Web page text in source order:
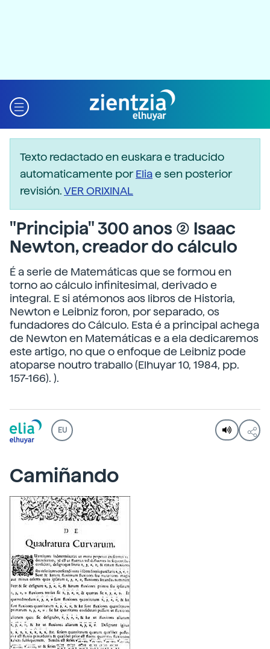
Texto redactado en euskara e traducido
automaticamente porEliae sen posterior
revisión.VER ORIXINAL
"Principia" 300 anos (2) Isaac
Newton, creador do cálculo
É a serie de Matemáticas que se formou en
torno ao cálculo infinitesimal, derivado e
integral. E si atémonos aos libros de Historia,
Newton e Leibniz foron, por separado, os
fundadores do Cálculo. Esta é a principal achega
de Newton en Matemáticas e a ela dedicaremos
este artigo, no que o enfoque de Leibniz pode
atoparse noutro traballo (Elhuyar 10, 1984, pp.
157-166). ).
EU
Camiñando